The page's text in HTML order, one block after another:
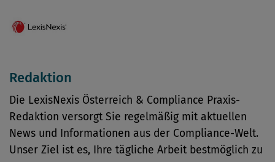
Redaktion
Die LexisNexis Österreich & Compliance Praxis-
Redaktion versorgt Sie regelmäßig mit aktuellen
News und Informationen aus der Compliance-Welt.
Unser Ziel ist es, Ihre tägliche Arbeit bestmöglich zu